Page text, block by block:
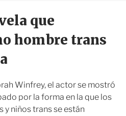
ó
n
i
o
r
que
hombre trans
Winfrey, el actor se mostró
por la forma en la que los
y niños trans se están